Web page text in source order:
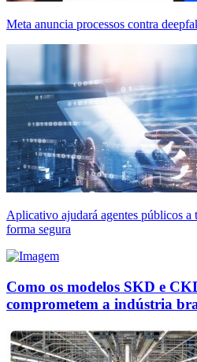
Meta anuncia processos contra
Aplicativo ajudará agentes públicos a
forma segura
Como os modelos SKD e
comprometem a indústria